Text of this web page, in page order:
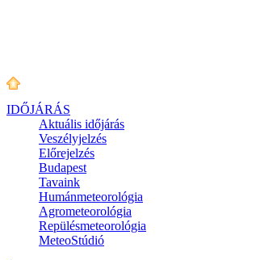
IDŐJÁRÁS
Aktuális időjárás
Veszélyjelzés
Előrejelzés
Budapest
Tavaink
Humánmeteorológia
Agrometeorológia
Repülésmeteorológia
MeteoStúdió